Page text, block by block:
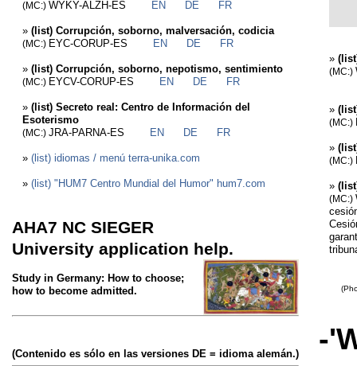
(MC:) WYKY-ALZH-ES EN DE FR
» (list) Corrupción, soborno, malversación, codicia
(MC:) EYC-CORUP-ES EN DE FR
» (list) Corrupción, soborno, nepotismo, sentimiento
(MC:) EYCV-CORUP-ES EN DE FR
» (list) Secreto real: Centro de Información del
Esoterismo
(MC:) JRA-PARNA-ES EN DE FR
» (list) idiomas / menú terra-unika.com
» (list) "HUM7 Centro Mundial del Humor" hum7.com
AHA7 NC SIEGER
University application help.
Study in Germany: How to choose;
how to become admitted.
(Contenido es sólo en las versiones DE = idioma alemán.)
»
(MC:)
»
(MC:)
»
(MC:)
»
(MC:)
-